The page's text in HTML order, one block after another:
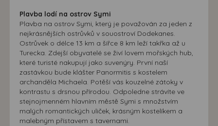
Plavba lodí na ostrov Symi
Plavba na ostrov Symi, který je považován za jeden z
nejkrásnějších ostrůvků v souostroví Dodekanes.
Ostrůvek o délce 13 km a šířce 8 km leží takřka až u
Turecka. Zdejší obyvatelé se živí lovem mořských hub,
které turisté nakupují jako suvenýry. První naší
zastávkou bude klášter Panormitis s kostelem
archanděla Michaela. Potěší vás kouzelné zátoky v
kontrastu s drsnou přírodou. Odpoledne strávíte ve
stejnojmenném hlavním městě Symi s množstvím
malých romantických uliček, krásným kostelíkem a
malebným přístavem s tavernami.